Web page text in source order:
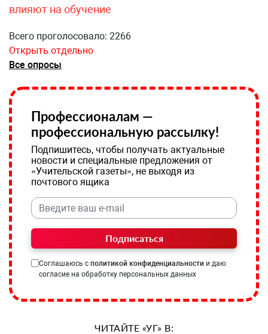
влияют на обучение
Всего проголосовало: 2266
Открыть отдельно
Все опросы
Профессионалам —
профессиональную рассылку!
Подпишитесь, чтобы получать актуальные
новости и специальные предложения от
«Учительской газеты», не выходя из
почтового ящика
Подписаться
Соглашаюсь с политикой конфиденциальности и даю
согласие на обработку персональных данных
ЧИТАЙТЕ «УГ» В: